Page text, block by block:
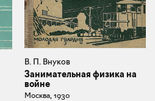
В. П. Внуков
Занимательная физика на
войне
Москва, 1930